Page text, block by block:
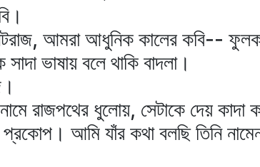
আমরা আধুনিক কালের কবি--
সাদা ভাষায় বলে থাকি বাদলা।
রাজপথের ধুলোয়, সেটাকে দেয়
আমি যাঁর কথা বলছি তিনি নামেন